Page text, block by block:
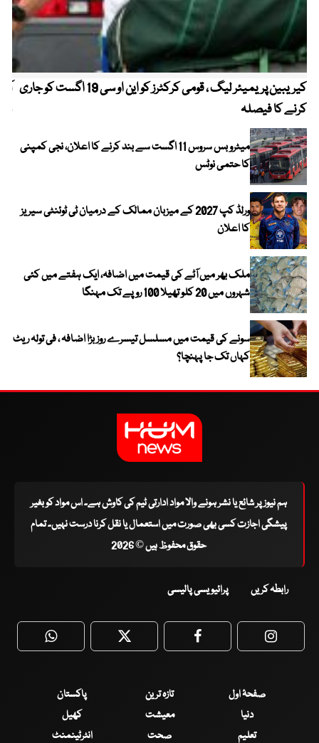
کیریبین پریمیئر لیگ ، قومی کرکٹرز کو این او سی 19 اگست کو جاری
کرنے کا فیصلہ
میٹرو بس سروس 11 اگست سے بند کرنے کا اعلان، نجی کمپنی
کا حتمی نوٹس
ورلڈ کپ 2027 کے میزبان ممالک کے درمیان ٹی ٹوئنٹی سیریز
کا اعلان
ملک بھر میں آٹے کی قیمت میں اضافہ، ایک ہفتے میں کئی
شہروں میں 20 کلو تھیلا 100 روپے تک مہنگا
سونے کی قیمت میں مسلسل تیسرے روز بڑا اضافہ ، فی تولہ ریٹ
کہاں تک جا پہنچا؟
ہم نیوز پر شائع یا نشر ہونے والا مواد ادارتی ٹیم کی کاوش ہے۔ اس مواد کو بغیر
پیشگی اجازت کسی بھی صورت میں استعمال یا نقل کرنا درست نہیں۔ تمام
حقوق محفوظ ہیں © 2026
رابطہ کریں پرائیویسی پالیسی
WhatsApp Twitter Facebook
صفحۂ اول تازہ ترین
پاکستان
دنیا
معیشت
کھیل
تعلیم
صحت انٹرٹینمنٹ